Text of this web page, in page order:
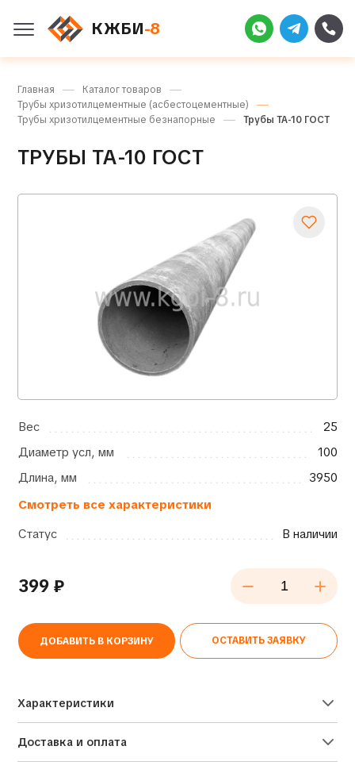
КЖБИ-8
Главная
Каталог товаров
Трубы хризотилцементные (асбестоцементные)
Трубы хризотилцементные безнапорные
Трубы ТА-10 ГОСТ
ТРУБЫ ТА-10 ГОСТ
Вес
25
Диаметр усл, мм
100
Длина, мм
3950
Смотреть все характеристики
Статус
В наличии
399 ₽
ДОБАВИТЬ В КОРЗИНУ ОСТАВИТЬ ЗАЯВКУ
Характеристики
Доставка и оплата